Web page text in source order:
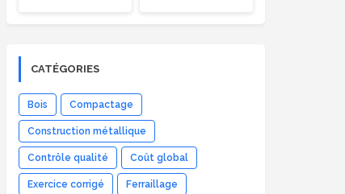
CATÉGORIES
Bois Compactage
Construction métallique
Contrôle qualité Coût global
Exercice corrigé Ferraillage